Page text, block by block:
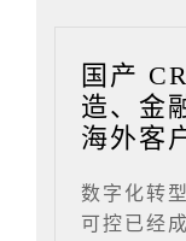
国产
造、金
海外客
数字化转
可控已经